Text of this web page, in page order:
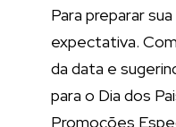
Para preparar
expectativa.
da data e
para o Dia dos
Promoções